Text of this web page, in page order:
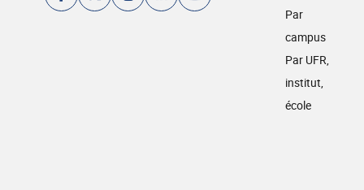
Par
campus
Par UFR,
institut,
école